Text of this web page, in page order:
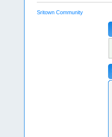
Sritown Community